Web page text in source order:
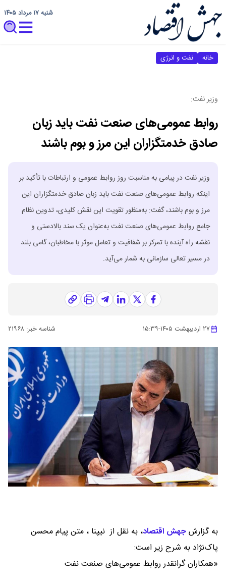
شنبه ۱۷ مرداد ۱۴۰۵
خانه نفت و انرژی
وزیر نفت:
روابط عمومی‌های صنعت نفت باید زبان
صادق خدمتگزاران این مرز و بوم باشند
وزیر نفت در پیامی به مناسبت روز روابط عمومی و ارتباطات با تأکید بر
اینکه روابط عمومی‌های صنعت نفت باید زبان صادق خدمتگزاران این
مرز و بوم باشند، گفت: به‌منظور تقویت این نقش کلیدی، تدوین نظام
جامع روابط عمومی‌های صنعت نفت به‌عنوان یک سند بالادستی و
نقشه راه آینده با تمرکز بر شفافیت و تعامل موثر با مخاطبان، گامی بلند
در مسیر تعالی سازمانی به شمار می‌آید.
۲۷ اردیبهشت ۱۴۰۵ -۱۵:۳۹ شناسه خبر: ۲۱۹۶۸
به گزارشجهش اقتصاد، به نقل از نیپنا ، متن پیام محسن
پاک‌نژاد به شرح زیر است:
«همکاران گرانقدر روابط عمومی‌های صنعت نفت